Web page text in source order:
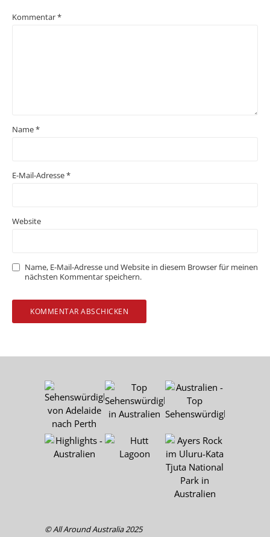
Kommentar*
Name*
E-Mail-Adresse*
Website
Name, E-Mail-Adresse und Website in diesem Browser für meinen
nächsten Kommentar speichern.
© All Around Australia 2025